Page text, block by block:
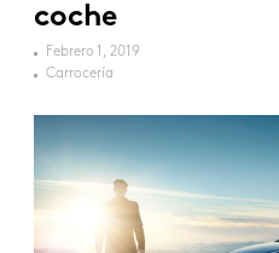
coche
Febrero 1, 2019
Carrocería